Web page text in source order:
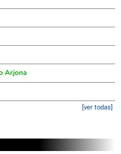
Arjona
[ver todas]